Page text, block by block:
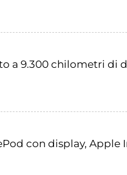
a 9.300 chilometri di
con display, Apple